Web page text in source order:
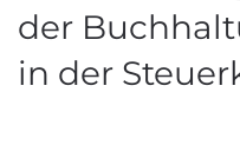
der
in der